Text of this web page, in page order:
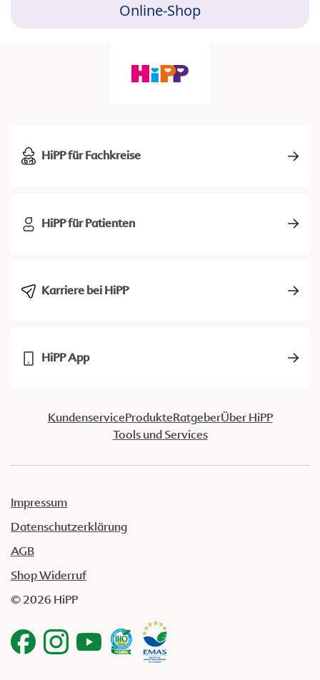
Online-Shop
HiPP für Fachkreise
HiPP für Patienten
Karriere bei HiPP
HiPP App
KundenserviceProdukteRatgeberÜber HiPP
Tools und Services
Impressum
Datenschutzerklärung
AGB
Shop Widerruf
© 2026 HiPP